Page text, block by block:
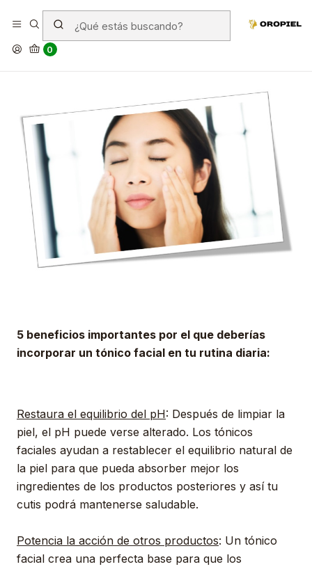
0
Beneficios del tónico facial
5 beneficios importantes por el que deberías
incorporar un tónico facial en tu rutina diaria:
Restaura el equilibrio del pH: Después de limpiar la
piel, el pH puede verse alterado. Los tónicos
faciales ayudan a restablecer el equilibrio natural de
la piel para que pueda absorber mejor los
ingredientes de los productos posteriores y así tu
cutis podrá mantenerse saludable.
Potencia la acción de otros productos: Un tónico
facial crea una perfecta base para que los